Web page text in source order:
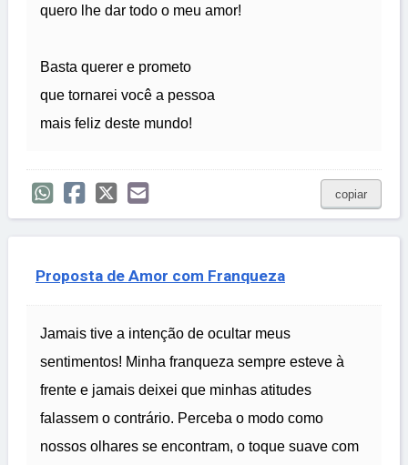
quero lhe dar todo o meu amor!
Basta querer e prometo
que tornarei você a pessoa
mais feliz deste mundo!
copiar
Proposta de Amor com Franqueza
Jamais tive a intenção de ocultar meus
sentimentos! Minha franqueza sempre esteve à
frente e jamais deixei que minhas atitudes
falassem o contrário. Perceba o modo como
nossos olhares se encontram, o toque suave com